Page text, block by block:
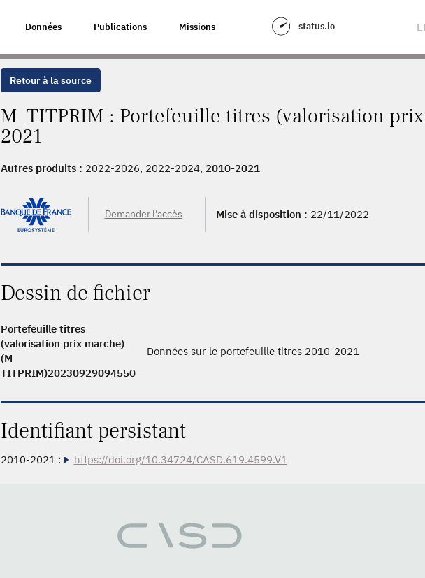
Données Publications Missions status.io
Retour à la source
M_TITPRIM : Portefeuille titres (valorisation
2021
Autres produits : 2022-2026, 2022-2024, 2010-2021
Demander l'accès Mise à disposition : 22/11/2022
Dessin de fichier
Portefeuille titres
(valorisation prix marche)
(M
TITPRIM)20230929094550
Données sur le portefeuille titres 2010-2021
Identifiant persistant
2010-2021 : https://doi.org/10.34724/CASD.619.4599.V1